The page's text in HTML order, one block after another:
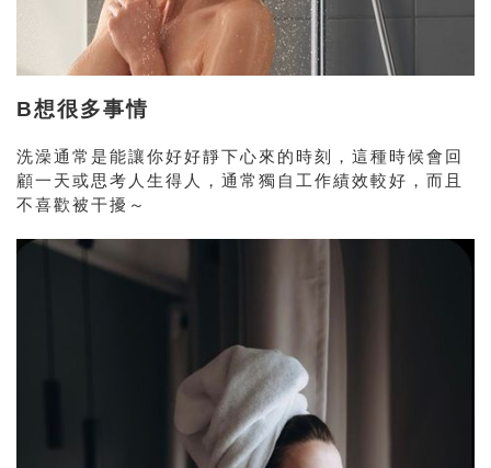
B想很多事情
洗澡通常是能讓你好好靜下心來的時刻，這種時候會回
顧一天或思考人生得人，通常獨自工作績效較好，而且
不喜歡被干擾～